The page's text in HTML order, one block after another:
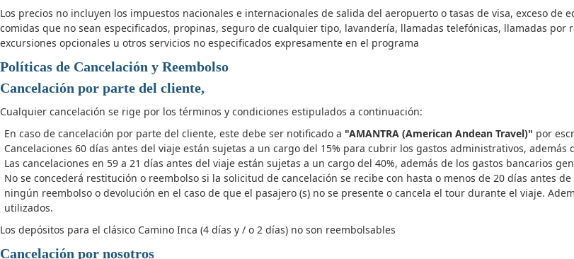
Los precios no incluyen los impuestos nacionales e internacionales de salida del aeropuerto o tasas de visa, exceso
comidas que no sean especificados, propinas, seguro de cualquier tipo, lavandería, llamadas telefónicas, llamadas
excursiones opcionales u otros servicios no especificados expresamente en el programa
Políticas de Cancelación y Reembolso
Cancelación por parte del cliente,
Cualquier cancelación se rige por los términos y condiciones estipulados a continuación:
En caso de cancelación por parte del cliente, este debe ser notificado a "AMANTRA (American Andean Travel)" por
Cancelaciones 60 días antes del viaje están sujetas a un cargo del 15% para cubrir los gastos administrativos,
Las cancelaciones en 59 a 21 días antes del viaje están sujetas a un cargo del 40%, además de los gastos bancarios
No se concederá restitución o reembolso si la solicitud de cancelación se recibe con hasta o menos de 20 días antes
ningún reembolso o devolución en el caso de que el pasajero (s) no se presente o cancela el tour durante el viaje.
utilizados.
Los depósitos para el clásico Camino Inca (4 días y / o 2 días) no son reembolsables
Cancelación por nosotros